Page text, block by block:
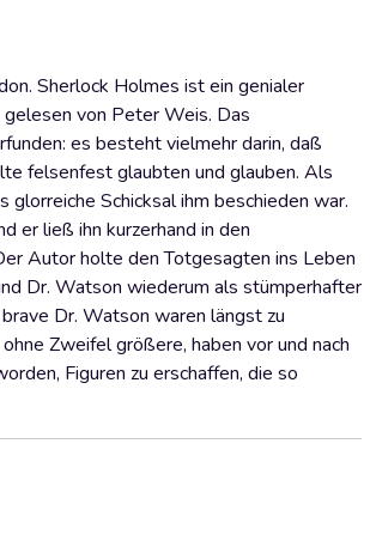
Sherlock Holmes ist ein genialer
von Peter Weis. Das
es besteht vielmehr darin, daß
felsenfest glaubten und glauben. Als
Schicksal ihm beschieden war.
er ließ ihn kurzerhand in den
Autor holte den Totgesagten ins Leben
Dr. Watson wiederum als stümperhafter
Dr. Watson waren längst zu
Zweifel größere, haben vor und nach
Figuren zu erschaffen, die so